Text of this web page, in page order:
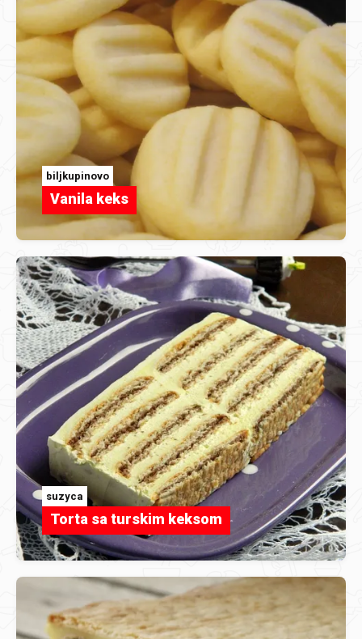
biljkupinovo
Vanila keks
suzyca
Torta sa turskim keksom